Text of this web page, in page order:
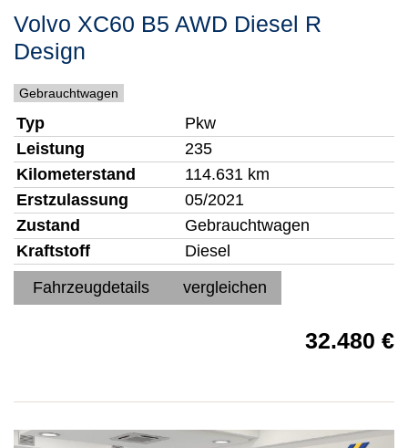
Volvo XC60 B5 AWD Diesel R
Design
Gebrauchtwagen
Typ
Pkw
Leistung
235
Kilometerstand
114.631 km
Erstzulassung
05/2021
Zustand
Gebrauchtwagen
Kraftstoff
Diesel
Fahrzeugdetails
vergleichen
32.480 €